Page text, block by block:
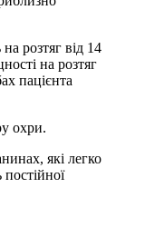
розтяг від 14
на розтяг
пацієнта
охри.
які легко